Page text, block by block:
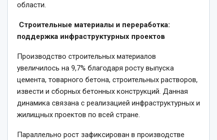
области.
Строительные материалы и переработка:
поддержка инфраструктурных проектов
Производство строительных материалов
увеличилось на 9,7% благодаря росту выпуска
цемента, товарного бетона, строительных растворов,
извести и сборных бетонных конструкций. Данная
динамика связана с реализацией инфраструктурных и
жилищных проектов по всей стране.
Параллельно рост зафиксирован в производстве